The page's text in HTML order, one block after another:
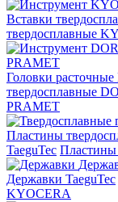
Вставки
твердосплавные
PRAMET
Головки
твердосплавные
PRAMET
Пластины
TaeguTec Пластины
Державки TaeguTec
KYOCERA